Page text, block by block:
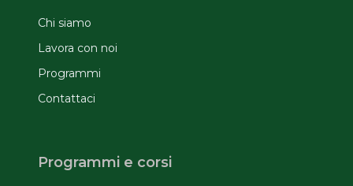
Chi siamo
Lavora con noi
Programmi
Contattaci
Programmi e corsi